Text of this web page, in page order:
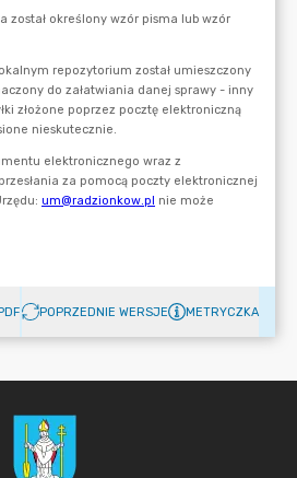
POPRZEDNIE WERSJE METRYCZKA